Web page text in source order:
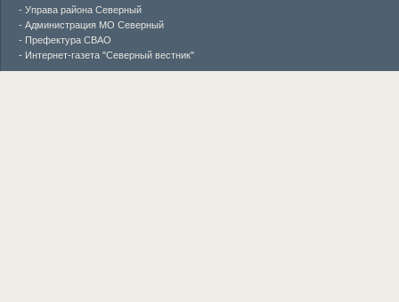
- Управа района Северный
- Администрация МО Северный
- Префектура СВАО
- Интернет-газета "Северный вестник"